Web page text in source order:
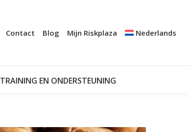
Contact Blog Mijn Riskplaza Nederlands
TRAINING EN ONDERSTEUNING